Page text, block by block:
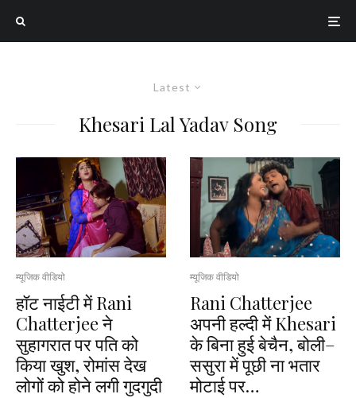
Latest
Khesari Lal Yadav Song
म्यूजिक वीडियो
हॉट नाईटी में Rani
Chatterjee ने
सुहागरात पर पति को
किया खुश, रोमांस देख
लोगों को होने लगी गुदगुदी
म्यूजिक वीडियो
Rani Chatterjee
अपनी हल्दी में Khesari
के बिना हुई बेचैन, बोली–
ससुरा में पूछी ना भतार
मोटाई पर…